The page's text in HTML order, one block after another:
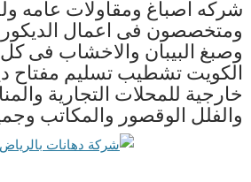
شركه اصباغ ومقاولات عامه
ومتخصصون فى اعمال
وصبغ البيبان والاخشاب فى
الكويت تشطيب تسليم مفتاح
خارجية للمحلات التجارية
والفلل الوقصور والمكاتب